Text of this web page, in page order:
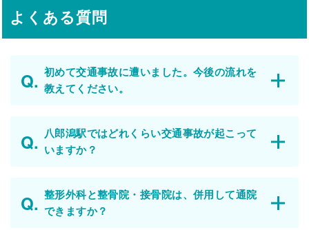
よくある質問
初めて交通事故に遭いました。今後の流れを
教えてください。
八郎潟駅ではどれくらい交通事故が起こって
いますか？
整形外科と整骨院・接骨院は、併用して通院
できますか？